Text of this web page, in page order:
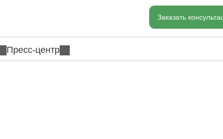
Заказать
Пресс-центр